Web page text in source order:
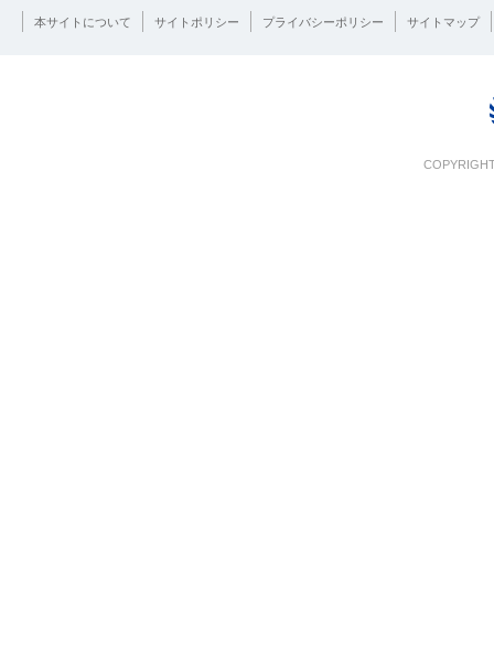
本サイトについて サイトポリシー プライバシーポリシー サイトマップ